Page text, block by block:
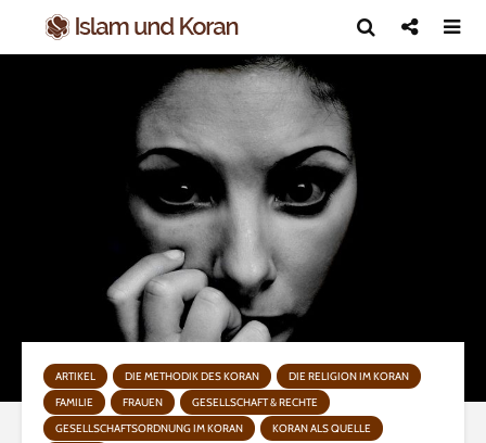
ARTIKEL DIE METHODIK DES KORAN
DIE RELIGION IM KORAN
FAMILIE
FRAUEN
GESELLSCHAFT & RECHTE
GESELLSCHAFTSORDNUNG IM KORAN
KORAN ALS QUELLE